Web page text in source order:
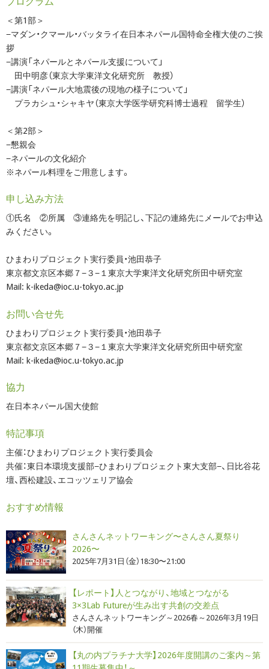
＜第1部＞
−マダン・クマール・バッタライ在日本ネパール国特命全権大使のご挨
拶
−講演「ネパールとネパール支援について」
田中明彦（東京大学東洋文化研究所 教授）
−講演「ネパール大地震後の現地の様子について」
プラカシュ・シャキヤ（東京大学医学研究科博士過程 留学生）
＜第2部＞
−懇親会
−ネパールの文化紹介
※ネパール料理をご用意します。
申し込み方法
①氏名 ②所属 ③連絡先を明記し、下記の連絡先にメールでお申込
みください。
ひまわりプロジェクト実行委員・池田恭子
東京都文京区本郷７−３−１東京大学東洋文化研究所田中研究室
Mail: k-ikeda@ioc.u-tokyo.ac.jp
お問い合せ先
ひまわりプロジェクト実行委員・池田恭子
東京都文京区本郷７−３−１東京大学東洋文化研究所田中研究室
Mail: k-ikeda@ioc.u-tokyo.ac.jp
協力
在日本ネパール国大使館
特記事項
主催：ひまわりプロジェクト実行委員会
共催：東日本環境支援部−ひまわりプロジェクト東大支部−、日比谷花
壇、西松建設、エコッツェリア協会
おすすめ情報
さんさんネットワーキング〜さんさん夏祭り
2026〜
2025年7月31日（金）18:30〜21:00
【レポート】人とつながり、地域とつながる
3×3Lab Futureが生み出す共創の交差点
さんさんネットワーキング～2026春～2026年3月19日
（木）開催
【丸の内プラチナ大学】2026年度開講のご案内～第